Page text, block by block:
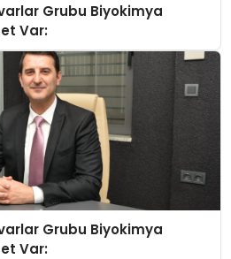
Grubu Biyokimya
Var:
Grubu Biyokimya
Var: